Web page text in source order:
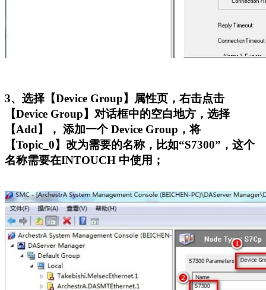
3、选择【Device Group】属性页，右击点击
【Device Group】对话框中的空白地方，选择
【Add】， 添加一个 Device Group，将
【Topic_0】改为需要的名称，比如“S7300”，这个
名称需要在INTOUCH 中使用；